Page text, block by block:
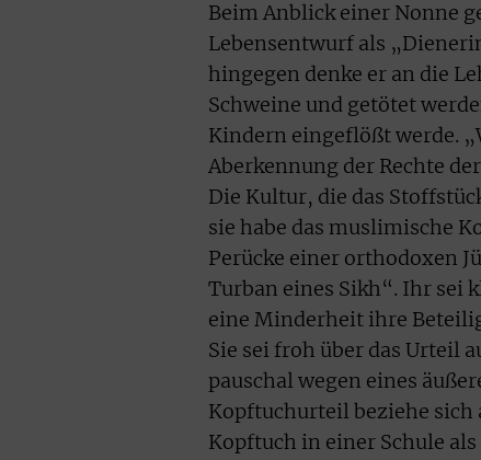
Beim Anblick einer Nonne
Lebensentwurf als
hingegen denke er an die
Schweine und getötet
Kindern eingeflößt werde.
Aberkennung der Rechte
Die Kultur, die das
sie habe das muslimische
Perücke einer orthodoxen
Turban eines Sikh“. Ihr sei
eine Minderheit ihre
Sie sei froh über das Urteil
pauschal wegen eines
Kopftuchurteil beziehe sich
Kopftuch in einer Schule